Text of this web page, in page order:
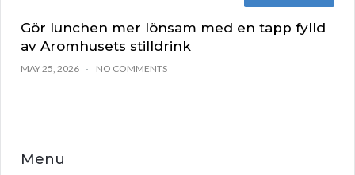
Gör lunchen mer lönsam med en tapp fylld
av Aromhusets stilldrink
MAY 25, 2026 NO COMMENTS
Menu